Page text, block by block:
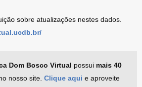
sobre atualizações nestes dados.
Dom Bosco Virtual possui mais 40
nosso site. Clique aqui e aproveite